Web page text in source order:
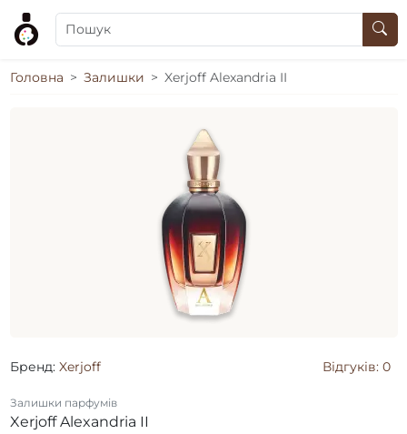
Головна Залишки Xerjoff Alexandria II
Бренд: Xerjoff Відгуків: 0
Залишки парфумів
Xerjoff Alexandria II